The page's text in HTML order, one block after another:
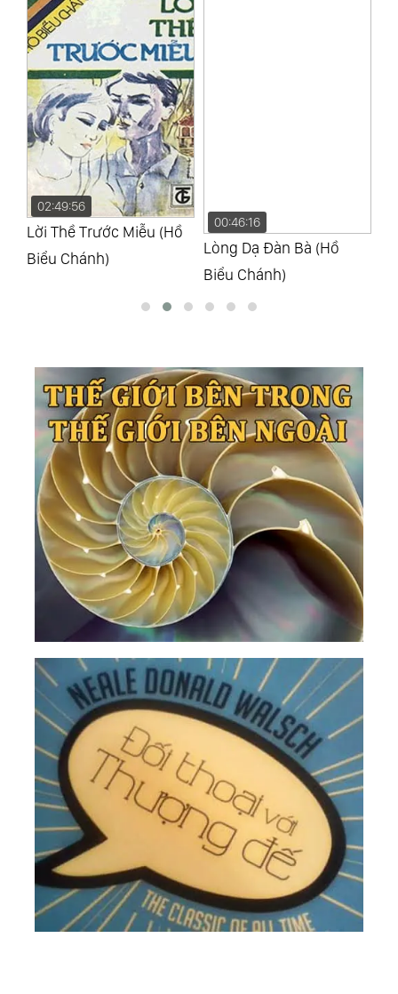
02:49:56
Lời Thề Trước Miễu (Hồ
Biểu Chánh)
Lòng Dạ Ðàn Bà (Hồ
Biểu Chánh)